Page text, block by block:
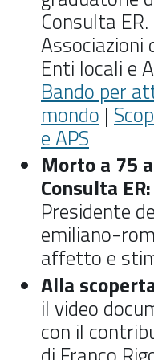
Consulta
Enti locali e
Bando per
mondo |
e APS
Morto a 75
Consulta ER:
Presidente
emiliano-
affetto e
Alla
il video
con il